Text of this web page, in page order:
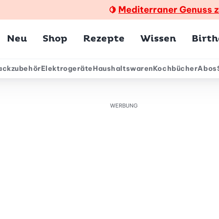
🍋 Mediterraner Genuss
Neu Shop Rezepte Wissen
ElektrogeräteHaushaltswarenKochbücherAbos
WERBUNG